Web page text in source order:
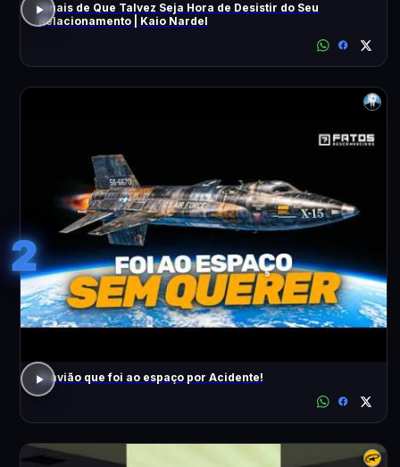
Sinais de Que Talvez Seja Hora de Desistir do Seu
Relacionamento | Kaio Nardel
2
O avião que foi ao espaço por Acidente!